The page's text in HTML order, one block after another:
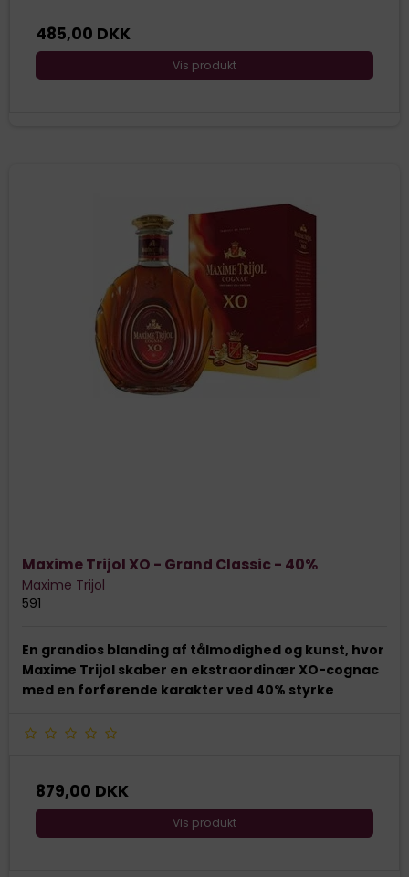
485,00 DKK
Vis produkt
Maxime Trijol XO - Grand Classic - 40%
Maxime Trijol
591
En grandios blanding af tålmodighed og kunst, hvor
Maxime Trijol skaber en ekstraordinær XO-cognac
med en forførende karakter ved 40% styrke
879,00 DKK
Vis produkt